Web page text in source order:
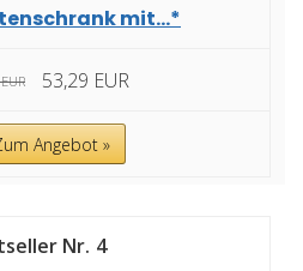
mit...*
53,29 EUR
Angebot »
4